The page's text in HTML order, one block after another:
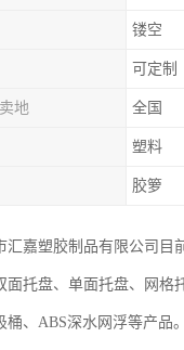
镂空
可定制
地 全国
塑料
胶箩
汇嘉塑胶制品有限公司目
面托盘、单面托盘、网格
桶、ABS深水网浮等产品